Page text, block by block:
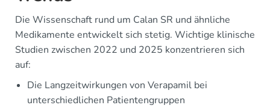
Die Wissenschaft rund um Calan SR und ähnliche
Medikamente entwickelt sich stetig. Wichtige klinische
Studien zwischen 2022 und 2025 konzentrieren sich
auf:
Die Langzeitwirkungen von Verapamil bei
unterschiedlichen Patientengruppen